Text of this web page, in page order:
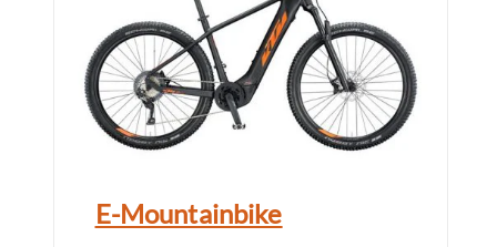
E-Mountainbike